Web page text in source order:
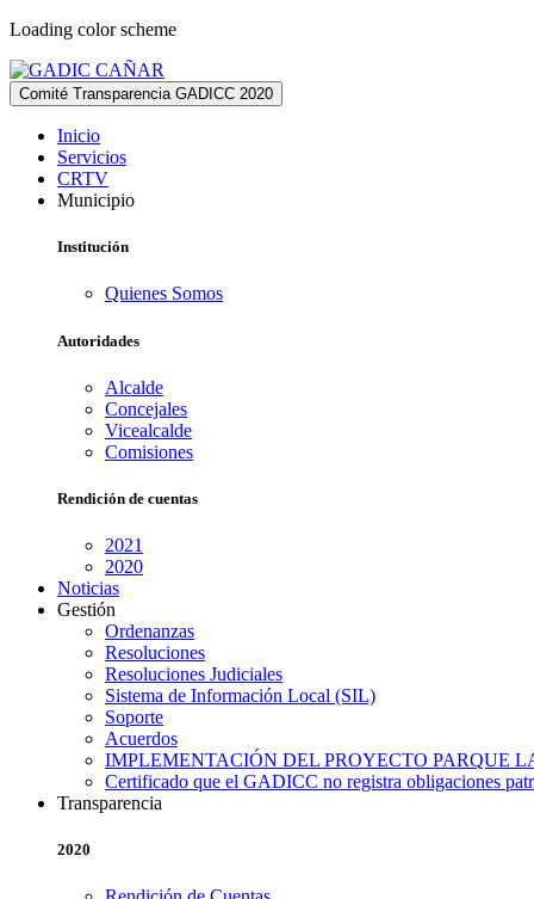
Loading color scheme
Comité Transparencia GADICC 2020
Inicio
Servicios
CRTV
Municipio
Institución
Quienes Somos
Autoridades
Alcalde
Concejales
Vicealcalde
Comisiones
Rendición de cuentas
2021
2020
Noticias
Gestión
Ordenanzas
Resoluciones
Resoluciones Judiciales
Sistema de Información Local (SIL)
Soporte
Acuerdos
IMPLEMENTACIÓN DEL PROYECTO PARQUE
Certificado que el GADICC no registra obligaciones
Transparencia
2020